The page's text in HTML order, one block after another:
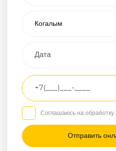
Грузовой
Другое
Транспортное
средство
Седан
/
Маршрут
Соглашаюсь на